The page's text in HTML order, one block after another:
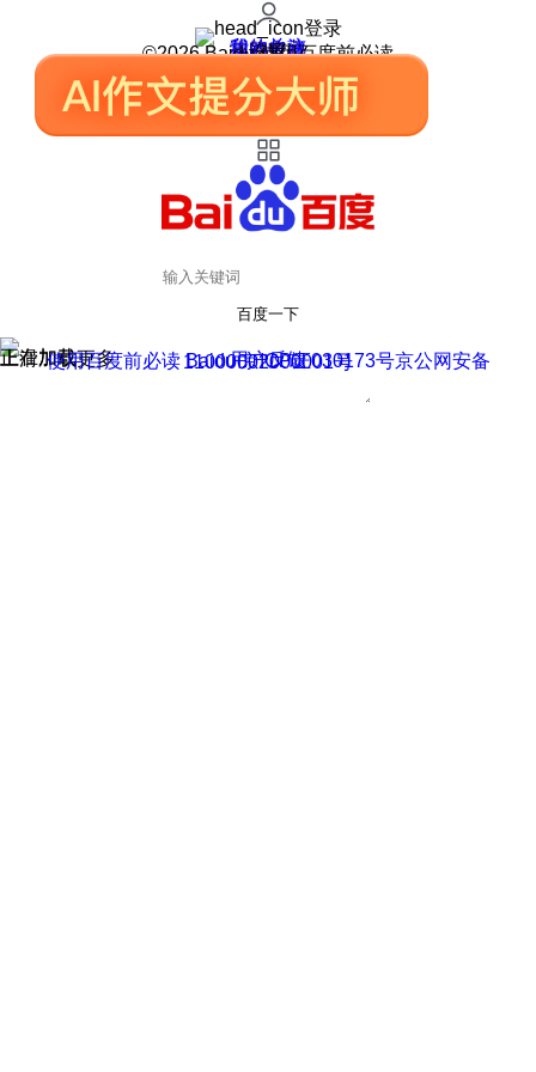
登录
我的关注
我的收藏
皮肤中心
用户反馈
设置
©2026 Baidu 使用百度前必读
百度一下
正在加载
上滑加载更多 用户反馈
使用百度前必读 Baidu 京ICP证030173号
京公网安备11000002000001号